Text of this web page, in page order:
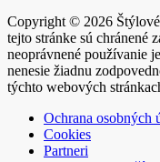
Copyright © 2026
tejto stránke sú chránené
neoprávnené používanie
nenesie žiadnu
týchto webových
Ochrana osobných
Cookies
Partneri